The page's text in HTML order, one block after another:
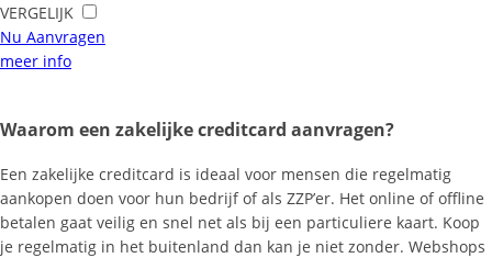
VERGELIJK
Nu Aanvragen
meer info
Waarom een zakelijke creditcard aanvragen?
Een zakelijke creditcard is ideaal voor mensen die regelmatig
aankopen doen voor hun bedrijf of als ZZP’er. Het online of offline
betalen gaat veilig en snel net als bij een particuliere kaart. Koop
je regelmatig in het buitenland dan kan je niet zonder. Webshops